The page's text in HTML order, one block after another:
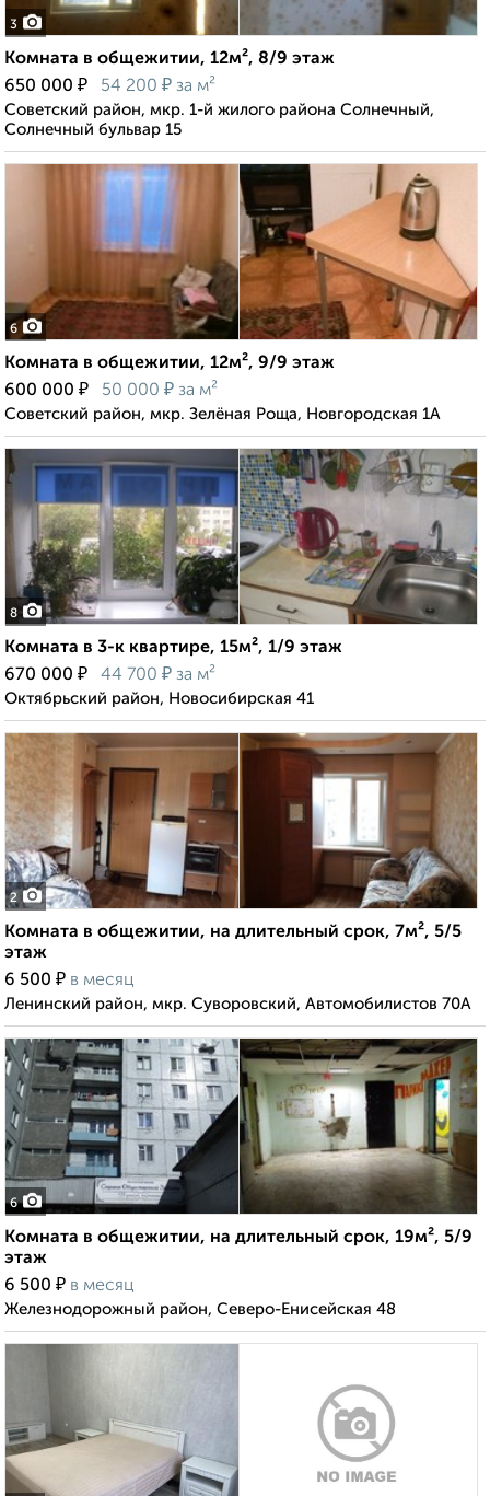
3
Комната в общежитии, 12м², 8/9 этаж
650 000 ₽ 54 200 ₽ за м²
Советский район, мкр. 1-й жилого района Солнечный,
Солнечный бульвар 15
6
Комната в общежитии, 12м², 9/9 этаж
600 000 ₽ 50 000 ₽ за м²
Советский район, мкр. Зелёная Роща, Новгородская 1А
8
Комната в 3-к квартире, 15м², 1/9 этаж
670 000 ₽ 44 700 ₽ за м²
Октябрьский район, Новосибирская 41
2
Комната в общежитии, на длительный срок, 7м², 5/5
этаж
6 500 ₽ в месяц
Ленинский район, мкр. Суворовский, Автомобилистов 70А
6
Комната в общежитии, на длительный срок, 19м², 5/9
этаж
6 500 ₽ в месяц
Железнодорожный район, Северо-Енисейская 48